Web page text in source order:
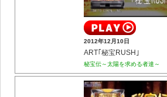
2012年12月10日
ART｢秘宝RUSH｣
秘宝伝～太陽を求める者達～